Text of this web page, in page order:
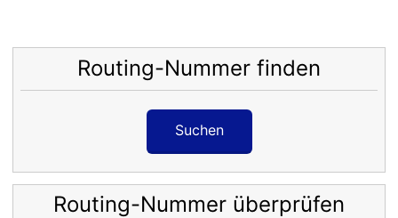
Routing-Nummer finden
Suchen
Routing-Nummer überprüfen